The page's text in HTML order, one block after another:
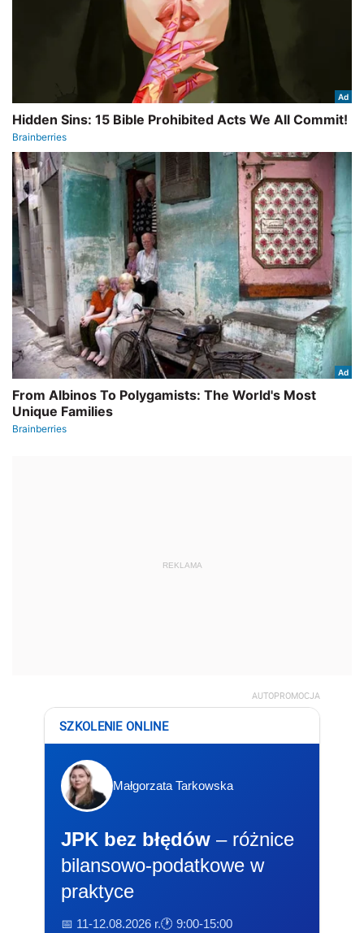
REKLAMA
AUTOPROMOCJA
SZKOLENIE ONLINE
Małgorzata Tarkowska
JPK bez błędów – różnice
bilansowo-podatkowe w
praktyce
📅 11-12.08.2026 r.🕐 9:00-15:00